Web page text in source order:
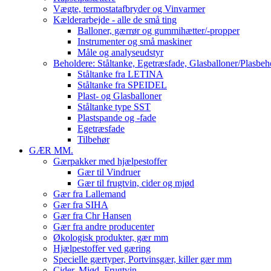
Vægte, termostatafbryder og Vinvarmer
Kælderarbejde - alle de små ting
Balloner, gærrør og gummihætter/-propper
Instrumenter og små maskiner
Måle og analyseudstyr
Beholdere: Ståltanke, Egetræsfade, Glasballoner/
Ståltanke fra LETINA
Ståltanke fra SPEIDEL
Plast- og Glasballoner
Ståltanke type SST
Plastspande og -fade
Egetræsfade
Tilbehør
GÆR MM.
Gærpakker med hjælpestoffer
Gær til Vindruer
Gær til frugtvin, cider og mjød
Gær fra Lallemand
Gær fra SIHA
Gær fra Chr Hansen
Gær fra andre producenter
Økologisk produkter, gær mm
Hjælpestoffer ved gæring
Specielle gærtyper, Portvinsgær, killer gær mm